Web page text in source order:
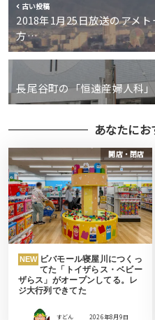
古い投稿
2018年1月25日放送のアメ
方…
長尾谷町の「恒遠産婦人科
あなたに
開店・閉店
NEW ビバモール寝屋川につくっ
てた「トイザらス・ベビー
ザらス」がオープンしてる。レ
ジ大行列できてた
すどん 2026年8月9日